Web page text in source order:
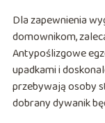
Dla zapewnienia
domownikom,
Antypoślizgowe
upadkami i
przebywają osoby
dobrany dywanik